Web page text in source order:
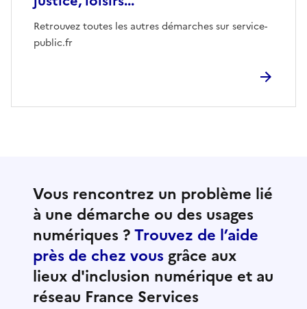
Retrouvez toutes les autres démarches sur service-
public.fr
Vous rencontrez un problème lié
à une démarche ou des usages
numériques ?Trouvez de l’aide
près de chez vous grâce aux
lieux d'inclusion numérique et au
réseau France Services